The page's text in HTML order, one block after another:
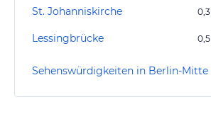
St. Johanniskirche 0,3
Lessingbrücke 0,5
Sehenswürdigkeiten in Berlin-Mitte